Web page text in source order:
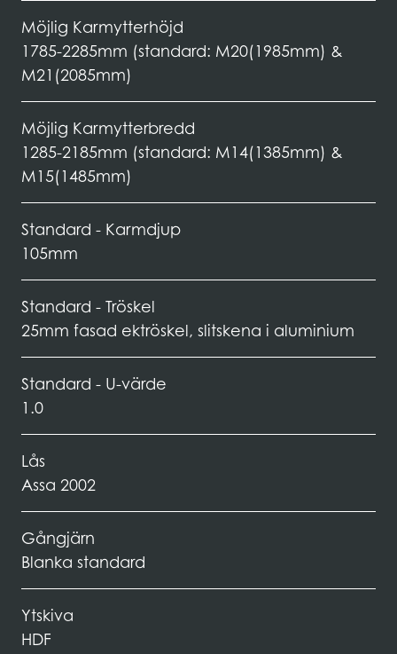
Möjlig Karmytterhöjd
1785-2285mm (standard: M20(1985mm) &
M21(2085mm)
Möjlig Karmytterbredd
1285-2185mm (standard: M14(1385mm) &
M15(1485mm)
Standard - Karmdjup
105mm
Standard - Tröskel
25mm fasad ektröskel, slitskena i aluminium
Standard - U-värde
1.0
Lås
Assa 2002
Gångjärn
Blanka standard
Ytskiva
HDF